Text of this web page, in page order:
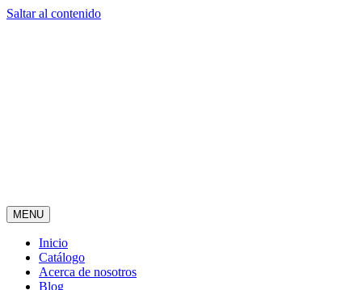
Saltar al contenido
MENU
Inicio
Catálogo
Acerca de nosotros
Blog